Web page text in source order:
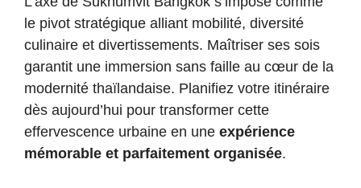
le pivot stratégique alliant mobilité, diversité
culinaire et divertissements. Maîtriser ses sois
garantit une immersion sans faille au cœur de la
modernité thaïlandaise. Planifiez votre itinéraire
dès aujourd’hui pour transformer cette
effervescence urbaine en une expérience
mémorable et parfaitement organisée.